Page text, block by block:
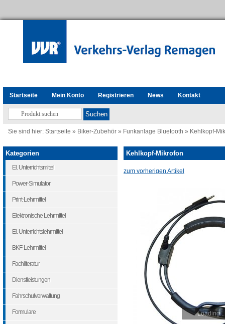
Startseite Mein Konto Registrieren News Kontakt
Sie sind hier: Startseite » Biker-Zubehör » Funkanlage Bluetooth » Kehlkopf-
Kehlkopf-Mikrofon
zum vorherigen Artikel
Loading...
Kategorien
El. Unterrichtsmittel
Power-Simulator
Print-Lehrmittel
Elektronische Lehrmittel
El. Unterrichtslehrmittel
BKF-Lehrmittel
Fachliteratur
Dienstleistungen
Fahrschulverwaltung
Formulare